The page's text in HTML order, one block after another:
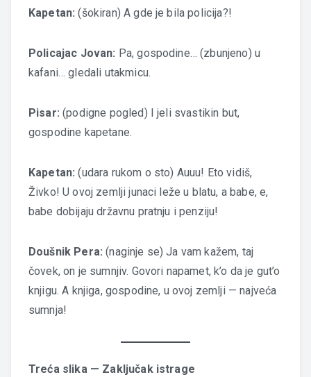
Kapetan: (šokiran) A gde je bila policija?!
Policajac Jovan: Pa, gospodine… (zbunjeno) u
kafani… gledali utakmicu.
Pisar: (podigne pogled) I jeli svastikin but,
gospodine kapetane.
Kapetan: (udara rukom o sto) Auuu! Eto vidiš,
Živko! U ovoj zemlji junaci leže u blatu, a babe, e,
babe dobijaju državnu pratnju i penziju!
Doušnik Pera: (naginje se) Ja vam kažem, taj
čovek, on je sumnjiv. Govori napamet, k’o da je gut’o
knjigu. A knjiga, gospodine, u ovoj zemlji — najveća
sumnja!
Treća slika — Zaključak istrage